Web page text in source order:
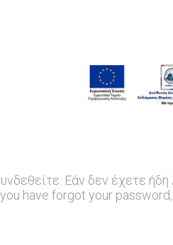
Εάν δεν έχετε ήδη
have forgot your